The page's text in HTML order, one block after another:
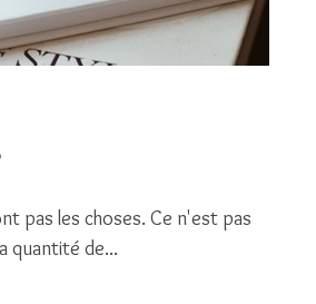
pas les choses. Ce n'est pas
quantité de...